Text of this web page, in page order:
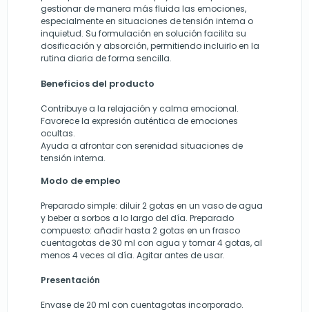
gestionar de manera más fluida las emociones,
especialmente en situaciones de tensión interna o
inquietud. Su formulación en solución facilita su
dosificación y absorción, permitiendo incluirlo en la
rutina diaria de forma sencilla.
Beneficios del producto
Contribuye a la relajación y calma emocional.
Favorece la expresión auténtica de emociones
ocultas.
Ayuda a afrontar con serenidad situaciones de
tensión interna.
Modo de empleo
Preparado simple: diluir 2 gotas en un vaso de agua
y beber a sorbos a lo largo del día. Preparado
compuesto: añadir hasta 2 gotas en un frasco
cuentagotas de 30 ml con agua y tomar 4 gotas, al
menos 4 veces al día. Agitar antes de usar.
Presentación
Envase de 20 ml con cuentagotas incorporado.